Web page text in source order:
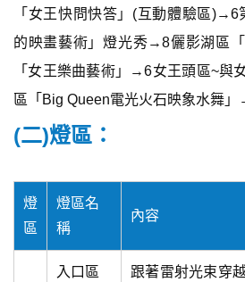
「女王快問快答」(互動體驗區)→6
的映畫藝術」燈光秀→8儷影湖區
「女王樂曲藝術」→6女王頭區~與
區「Big Queen電光火石映象水舞
(二)燈區：
燈
區
燈區名
稱
內容
入口區
跟著雷射光束穿